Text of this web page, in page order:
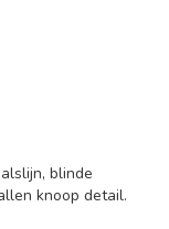
blinde
knoop detail.